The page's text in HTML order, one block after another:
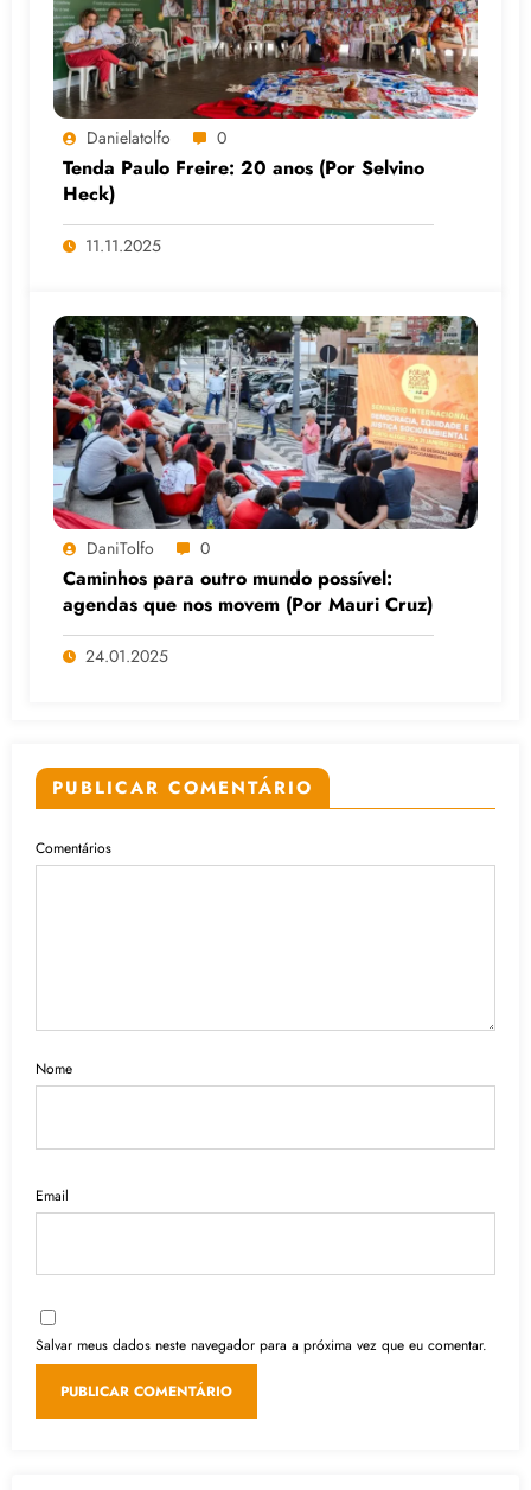
Danielatolfo 0
Tenda Paulo Freire: 20 anos (Por Selvino
Heck)
11.11.2025
DaniTolfo 0
Caminhos para outro mundo possível:
agendas que nos movem (Por Mauri Cruz)
24.01.2025
PUBLICAR COMENTÁRIO
Comentários
Nome
Email
Salvar meus dados neste navegador para a próxima vez que eu comentar.